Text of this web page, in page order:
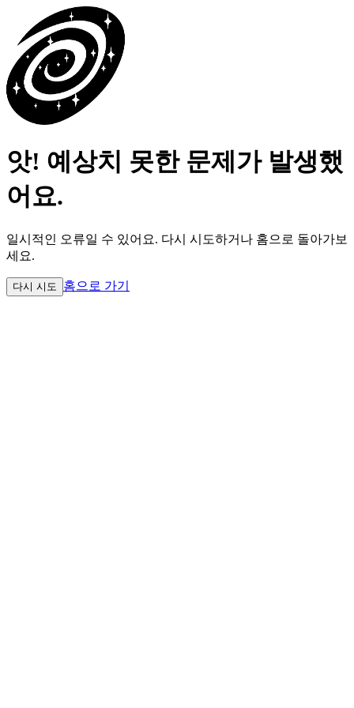
앗! 예상치 못한 문제가 발생했
어요.
일시적인 오류일 수 있어요. 다시 시도하거나 홈으로 돌아가보
세요.
다시 시도 홈으로 가기